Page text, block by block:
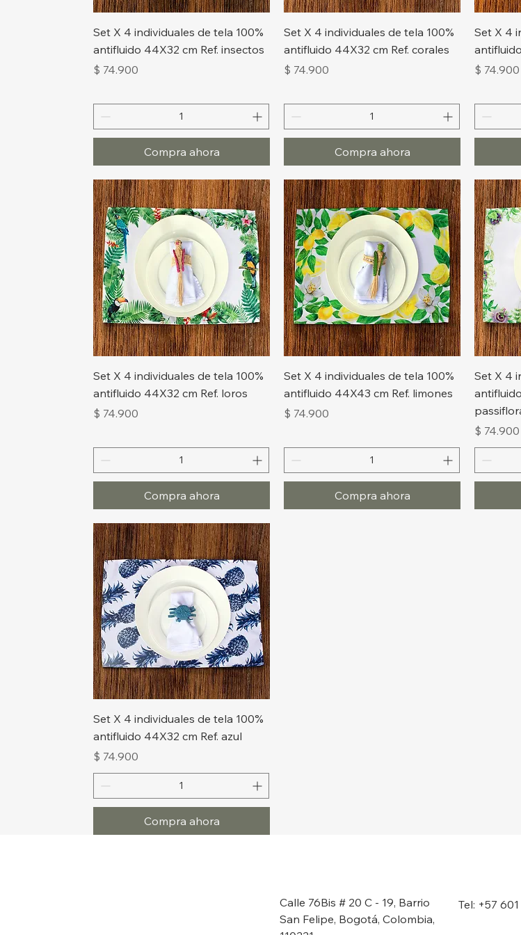
Vista rápida
Set X 4 individuales de tela 100%
antifluido 44X32 cm Ref. insectos
Precio
$ 74.900
Compra ahora
Vista rápida
Set X 4 individuales de tela 100%
antifluido 44X32 cm Ref. corales
Precio
$ 74.900
Compra ahora
Set X 4
Precio
$ 74.900
Vista rápida
Set X 4 individuales de tela 100%
antifluido 44X32 cm Ref. loros
Precio
$ 74.900
Compra ahora
Vista rápida
Set X 4 individuales de tela 100%
antifluido 44X43 cm Ref. limones
Precio
$ 74.900
Compra ahora
Set X 4
Precio
$ 74.900
Vista rápida
Set X 4 individuales de tela 100%
antifluido 44X32 cm Ref. azul
Precio
$ 74.900
Compra ahora
Calle 76Bis # 20 C - 19, Barrio
San Felipe, Bogotá, Colombia,
Tel: +57